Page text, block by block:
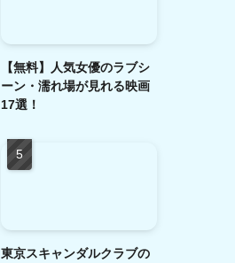
【無料】人気女優のラブシ
ーン・濡れ場が見れる映画
17選！
東京スキャンダルクラブの